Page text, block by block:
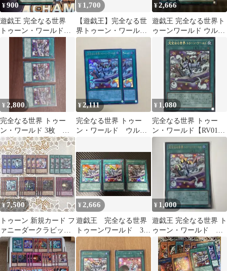
¥900
遊戯王 完全なる世界
トゥーン・ワールド
ウルトラレア①
¥ 1,700
【遊戯王】完全なる世
界トゥーン・ワール
ド、ファニーダークラ
ビット他
¥2,666
遊戯王 完全なる世界ト
ゥーンワールド ウルト
ラレア 3枚
¥ 2,800
完全なる世界 トゥー
ン・ワールド 3枚 ウ
ルトラ
¥2,111
完全なる世界 トゥー
ン・ワールド ウルト
¥ 1,080
完全なる世界 トゥー
ン・ワールド【RV01-
JP006 UR】 遊戯王OCG
¥7,500
トゥーン 新規カード フ
ァニーダークラビット
完全なる世界 トゥーン
ワールド
¥ 2,666
遊戯王 完全なる世界
トゥーンワールド 3
枚 ウルトラ
¥ 1,000
遊戯王 完全なる世界 ト
ゥーン・ワールド ウ
ルトラレア